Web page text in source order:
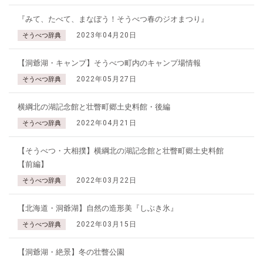
『みて、たべて、まなぼう！そうべつ春のジオまつり』
そうべつ辞典 2023年04月20日
【洞爺湖・キャンプ】そうべつ町内のキャンプ場情報
そうべつ辞典 2022年05月27日
横綱北の湖記念館と壮瞥町郷土史料館・後編
そうべつ辞典 2022年04月21日
【そうべつ・大相撲】横綱北の湖記念館と壮瞥町郷土史料館
【前編】
そうべつ辞典 2022年03月22日
【北海道・洞爺湖】自然の造形美『しぶき氷』
そうべつ辞典 2022年03月15日
【洞爺湖・絶景】冬の壮瞥公園